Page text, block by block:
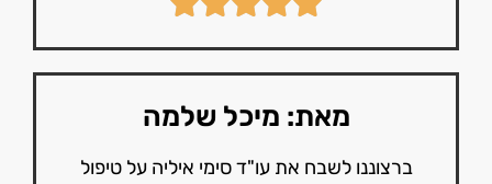
מאת: מיכל שלמה
ברצוננו לשבח את עו"ד סימי איליה על טיפול